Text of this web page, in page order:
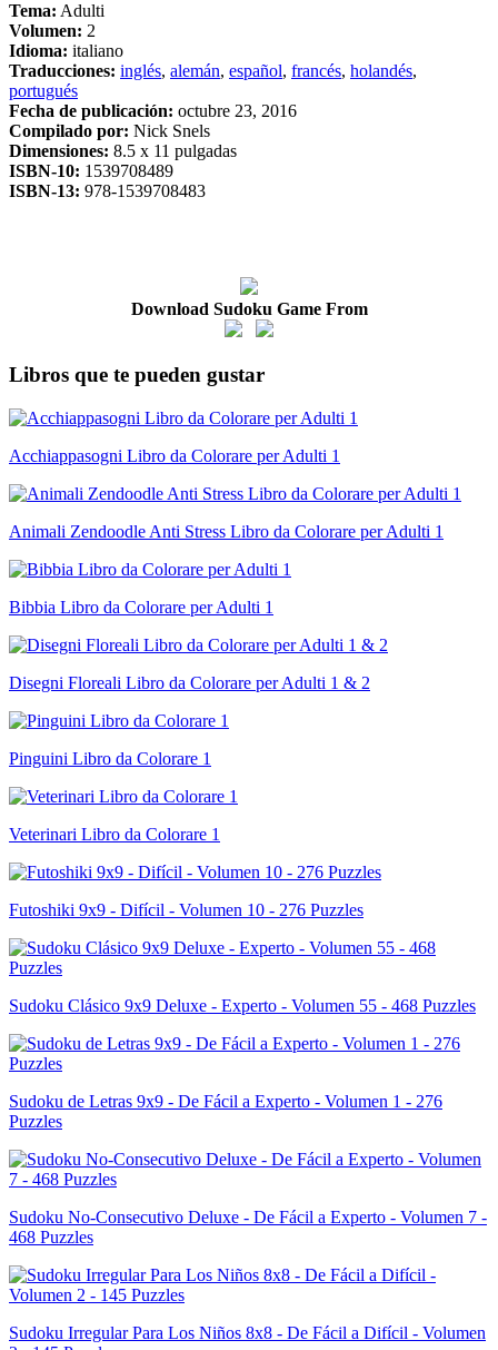
Tema: Adulti
Volumen: 2
Idioma: italiano
Traducciones: inglés, alemán, español, francés, holandés,
portugués
Fecha de publicación: octubre 23, 2016
Compilado por: Nick Snels
Dimensiones: 8.5 x 11 pulgadas
ISBN-10: 1539708489
ISBN-13: 978-1539708483
Download Sudoku Game From
Libros que te pueden gustar
Acchiappasogni Libro da Colorare per Adulti 1
Animali Zendoodle Anti Stress Libro da Colorare per Adulti 1
Bibbia Libro da Colorare per Adulti 1
Disegni Floreali Libro da Colorare per Adulti 1 & 2
Pinguini Libro da Colorare 1
Veterinari Libro da Colorare 1
Futoshiki 9x9 - Difícil - Volumen 10 - 276 Puzzles
Sudoku Clásico 9x9 Deluxe - Experto - Volumen 55 - 468 Puzzles
Sudoku de Letras 9x9 - De Fácil a Experto - Volumen 1 - 276
Puzzles
Sudoku No-Consecutivo Deluxe - De Fácil a Experto - Volumen 7 -
468 Puzzles
Sudoku Irregular Para Los Niños 8x8 - De Fácil a Difícil - Volumen